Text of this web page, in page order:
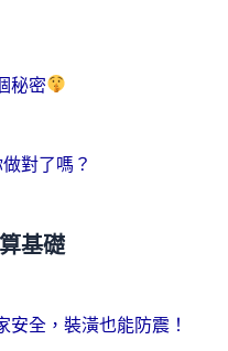
秘密
對了嗎？
基礎
全，裝潢也能防震！